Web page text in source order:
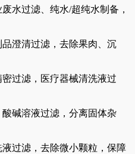
水过滤、纯水/超纯水制备，
澄清过滤，去除果肉、沉
过滤，医疗器械清洗液过
碱溶液过滤，分离固体杂
过滤，去除微小颗粒，保障